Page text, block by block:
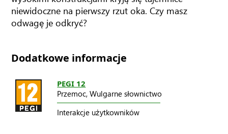
niewidoczne na pierwszy rzut oka. Czy masz
odwagę je odkryć?
Dodatkowe informacje
PEGI 12
Przemoc, Wulgarne słownictwo
Interakcje użytkowników